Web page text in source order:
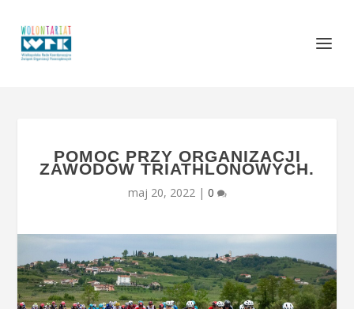
POMOC PRZY ORGANIZACJI
ZAWODÓW TRIATHLONOWYCH.
maj 20, 2022| 0